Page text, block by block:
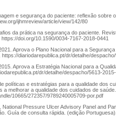
e segurança do paciente: reflexão sobre
ijhmreview/article/view/142/80
da prática na segurança do paciente.
doi.org/10.1590/0034-7167-2018-0441
Aprova o Plano Nacional para a
https://diariodarepublica.pt/dr/detalhe/
Aprova a Estratégia Nacional para a
dr/detalhe/despacho/5613-
políticas e estratégias para a qualidade dos
melhorar a qualidade dos cuidados de saúde.
10665/272357/9789240005709-por.pdf
Pressure Ulcer Advisory Panel and
Guía de consulta rápida. (edição